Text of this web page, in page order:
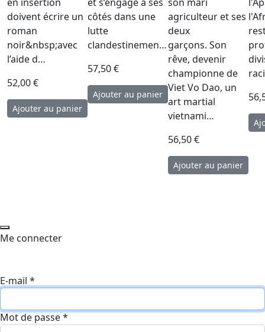
doivent écrire un
roman
noir&nbsp;avec
l’aide d…
52,00 €
côtés dans une
lutte
clandestinemen…
57,50 €
agriculteur et ses
deux
garçons. Son
rêve, devenir
championne de
Viet Vo Dao, un
art martial
vietnami…
56,50 €
Me connecter
E-mail *
Mot de passe*